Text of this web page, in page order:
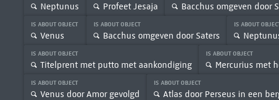
Neptunus Profeet Jesaja Bacchus omgeven door
IS ABOUT OBJECT
Venus
IS ABOUT OBJECT
Bacchus omgeven door Saters
IS ABOUT
IS ABOUT OBJECT
Titelprent met putto met aankondiging
IS ABOUT OBJECT
Mercurius met
IS ABOUT OBJECT
Venus door Amor gevolgd
IS ABOUT OBJECT
Atlas door Perseus in een